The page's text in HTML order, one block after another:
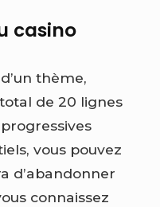
casino
thème,
de 20 lignes
vous pouvez
d’abandonner
connaissez